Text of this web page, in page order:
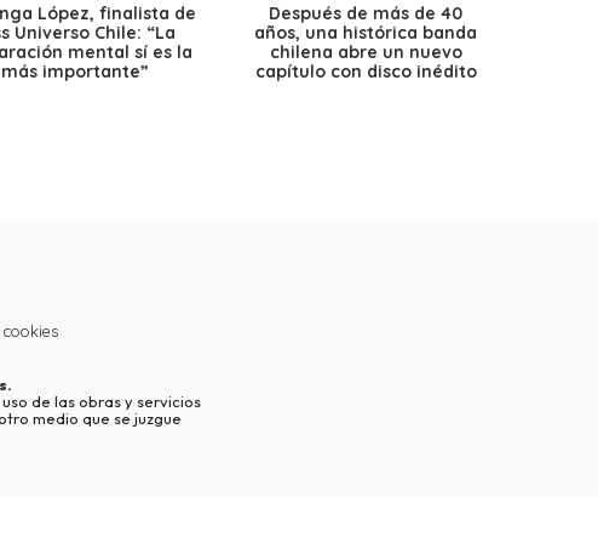
López, finalista de
Universo Chile: “La
mental sí es la
más importante”
Después de más de 40
años, una histórica banda
chilena abre un nuevo
capítulo con disco inédito
cookies
de las obras y servicios
medio que se juzgue